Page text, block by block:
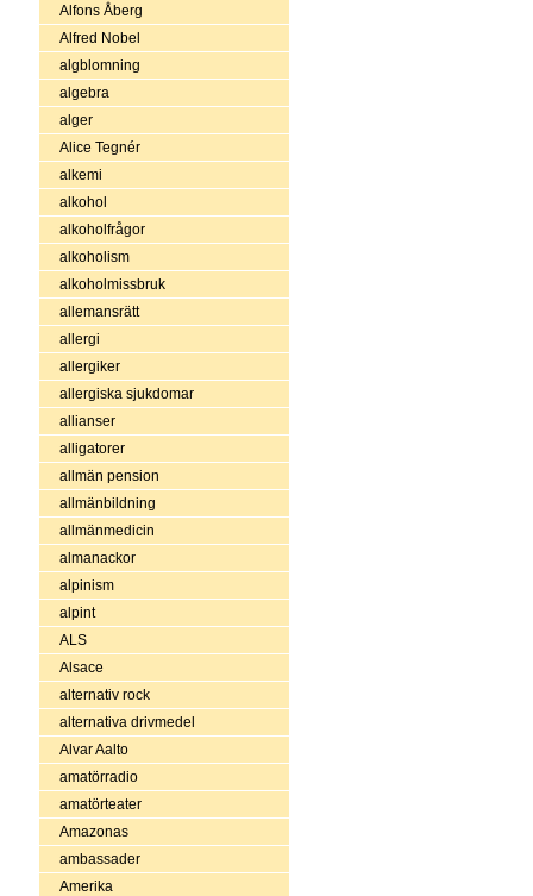
Alfons Åberg
Alfred Nobel
algblomning
algebra
alger
Alice Tegnér
alkemi
alkohol
alkoholfrågor
alkoholism
alkoholmissbruk
allemansrätt
allergi
allergiker
allergiska sjukdomar
allianser
alligatorer
allmän pension
allmänbildning
allmänmedicin
almanackor
alpinism
alpint
ALS
Alsace
alternativ rock
alternativa drivmedel
Alvar Aalto
amatörradio
amatörteater
Amazonas
ambassader
Amerika